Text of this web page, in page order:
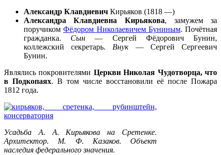
Александр Клавдиевич Кирьяков (1818 —)
Александра Клавдиевна Кирьякова, замужем за
поручикомФёдором Николаевичем Буниным. Почётная
гражданка. Сын — Сергей Фёдорович Бунин,
коллежский секретарь. Внук — Сергей Сергеевич
Бунин.
Являлись покровителями Церкви Николая Чудотворца, что
в Подкопаях. В том числе восстановили её после Пожара
1812 года.
Усадьба А. А. Кирьякова на Сретенке.
Архитектор. М. Ф. Казаков. Объект
наследия федерального значения.